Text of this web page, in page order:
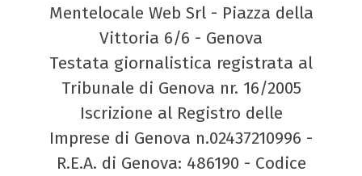
Mentelocale Web Srl - Piazza della
Vittoria 6/6 - Genova
Testata giornalistica registrata al
Tribunale di Genova nr. 16/2005
Iscrizione al Registro delle
Imprese di Genova n.02437210996 -
R.E.A. di Genova: 486190 - Codice